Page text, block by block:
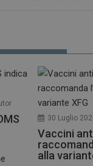
30 Luglio
Vaccini
alla
tracking-sites-
ironfish-tracking-
enable